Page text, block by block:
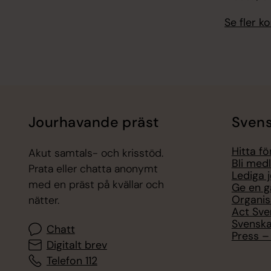
Se fler
Jourhavande präst
Akut samtals- och krisstöd.
Prata eller chatta anonymt
med en präst på kvällar och
nätter.
Chatt
Digitalt brev
Telefon 112
Hitta
Bli
Lediga
Ge en
Act
Press